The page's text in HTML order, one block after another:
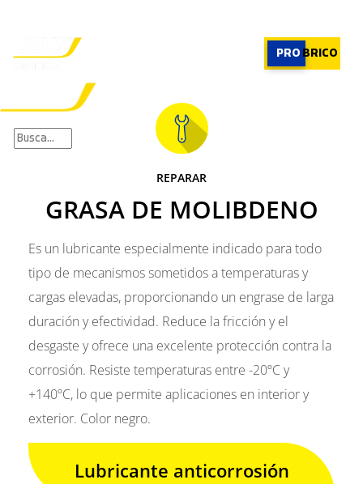
PRO BRICO
CALCULADORA
CASOS REALES
SUSCRIBIRME
REPARAR
GRASA DE MOLIBDENO
Es un lubricante especialmente indicado para todo
tipo de mecanismos sometidos a temperaturas y
cargas elevadas, proporcionando un engrase de larga
duración y efectividad. Reduce la fricción y el
desgaste y ofrece una excelente protección contra la
corrosión. Resiste temperaturas entre -20ºC y
+140ºC, lo que permite aplicaciones en interior y
exterior. Color negro.
Lubricante anticorrosión